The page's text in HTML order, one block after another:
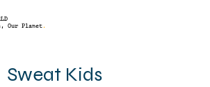
Our Planet .
Sweat Kids